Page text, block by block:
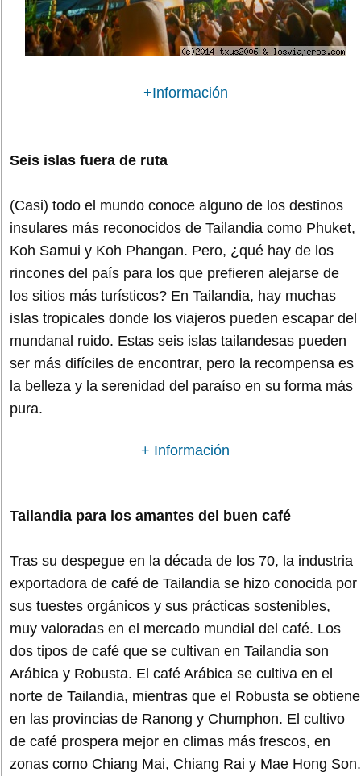
+Información
Seis islas fuera de ruta
(Casi) todo el mundo conoce alguno de los destinos
insulares más reconocidos de Tailandia como Phuket,
Koh Samui y Koh Phangan. Pero, ¿qué hay de los
rincones del país para los que prefieren alejarse de
los sitios más turísticos? En Tailandia, hay muchas
islas tropicales donde los viajeros pueden escapar del
mundanal ruido. Estas seis islas tailandesas pueden
ser más difíciles de encontrar, pero la recompensa es
la belleza y la serenidad del paraíso en su forma más
pura.
+ Información
Tailandia para los amantes del buen café
Tras su despegue en la década de los 70, la industria
exportadora de café de Tailandia se hizo conocida por
sus tuestes orgánicos y sus prácticas sostenibles,
muy valoradas en el mercado mundial del café. Los
dos tipos de café que se cultivan en Tailandia son
Arábica y Robusta. El café Arábica se cultiva en el
norte de Tailandia, mientras que el Robusta se obtiene
en las provincias de Ranong y Chumphon. El cultivo
de café prospera mejor en climas más frescos, en
zonas como Chiang Mai, Chiang Rai y Mae Hong Son.